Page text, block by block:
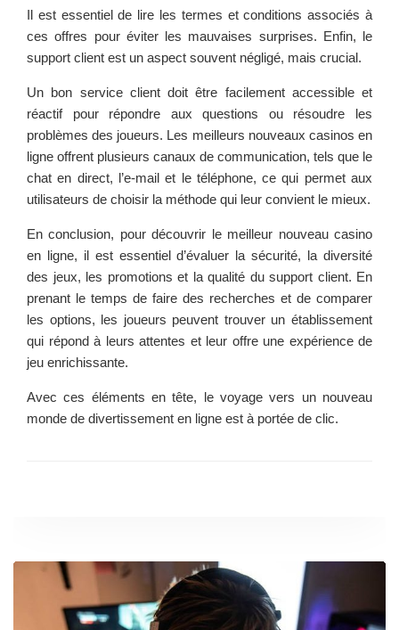
Il est essentiel de lire les termes et conditions associés à
ces offres pour éviter les mauvaises surprises. Enfin, le
support client est un aspect souvent négligé, mais crucial.
Un bon service client doit être facilement accessible et
réactif pour répondre aux questions ou résoudre les
problèmes des joueurs. Les meilleurs nouveaux casinos en
ligne offrent plusieurs canaux de communication, tels que le
chat en direct, l’e-mail et le téléphone, ce qui permet aux
utilisateurs de choisir la méthode qui leur convient le mieux.
En conclusion, pour découvrir le meilleur nouveau casino
en ligne, il est essentiel d’évaluer la sécurité, la diversité
des jeux, les promotions et la qualité du support client. En
prenant le temps de faire des recherches et de comparer
les options, les joueurs peuvent trouver un établissement
qui répond à leurs attentes et leur offre une expérience de
jeu enrichissante.
Avec ces éléments en tête, le voyage vers un nouveau
monde de divertissement en ligne est à portée de clic.